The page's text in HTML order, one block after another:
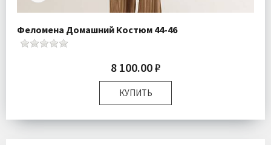
Феломена Домашний Костюм 44-46
8 100.00 ₽
КУПИТЬ
Размер:
44-46